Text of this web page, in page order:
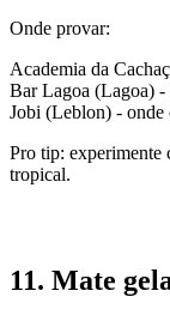
Onde provar:
Academia da
Bar Lagoa (Lagoa) -
Jobi (Leblon) - onde
Pro tip: experimente
tropical.
11. Mate